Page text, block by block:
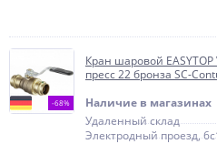
-68%
Кран шаровой EASYTOP
пресс 22 бронза SC-
Наличие в магазинах
Удаленный склад
Электродный проезд,